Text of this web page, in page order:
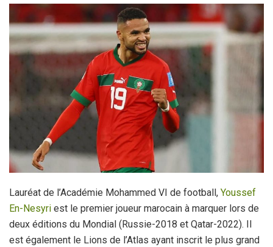
Lauréat de l’Académie Mohammed VI de football, Youssef
En-Nesyri est le premier joueur marocain à marquer lors de
deux éditions du Mondial (Russie-2018 et Qatar-2022). Il
est également le Lions de l’Atlas ayant inscrit le plus grand